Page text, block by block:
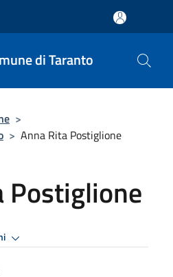
di Taranto
>
> Anna Rita Postiglione
Postiglione